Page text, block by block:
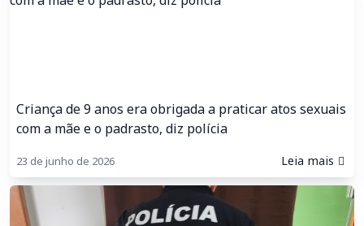
Criança de 9 anos era obrigada a praticar atos sexuais
com a mãe e o padrasto, diz polícia
23 de junho de 2026 Leia mais